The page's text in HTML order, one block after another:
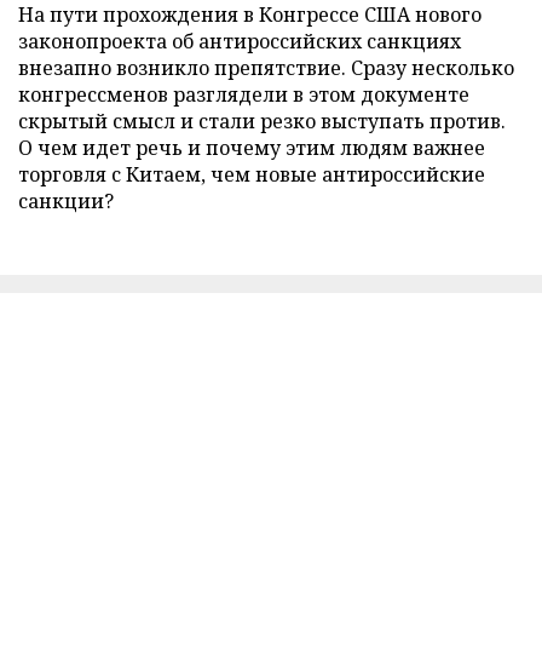
На пути прохождения в Конгрессе США нового
законопроекта об антироссийских санкциях
внезапно возникло препятствие. Сразу несколько
конгрессменов разглядели в этом документе
скрытый смысл и стали резко выступать против.
О чем идет речь и почему этим людям важнее
торговля с Китаем, чем новые антироссийские
санкции?